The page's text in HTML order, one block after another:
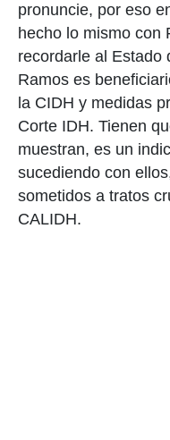
pronuncie, por eso
hecho lo mismo con
recordarle al Estado
Ramos es
la CIDH y medidas
Corte IDH. Tienen
muestran, es un
sucediendo con
sometidos a tratos
CALIDH.